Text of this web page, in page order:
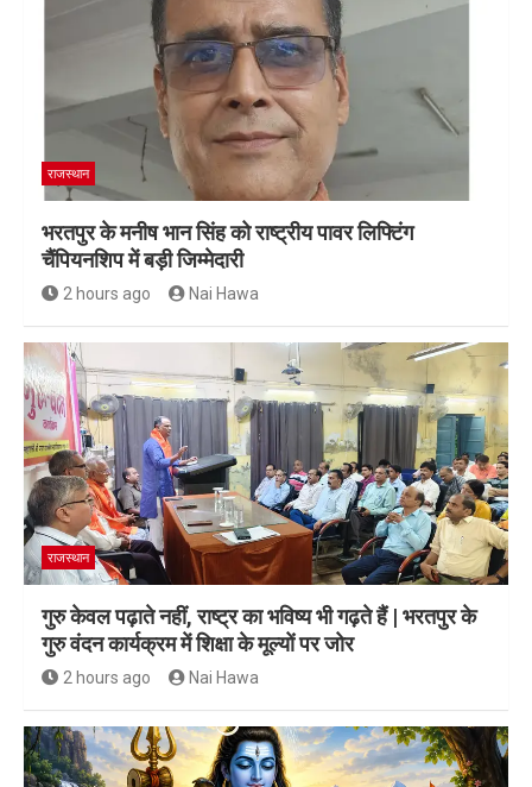
राजस्थान
भरतपुर के मनीष भान सिंह को राष्ट्रीय पावर लिफ्टिंग
चैंपियनशिप में बड़ी जिम्मेदारी
2 hours ago Nai Hawa
राजस्थान
गुरु केवल पढ़ाते नहीं, राष्ट्र का भविष्य भी गढ़ते हैं | भरतपुर के
गुरु वंदन कार्यक्रम में शिक्षा के मूल्यों पर जोर
2 hours ago Nai Hawa